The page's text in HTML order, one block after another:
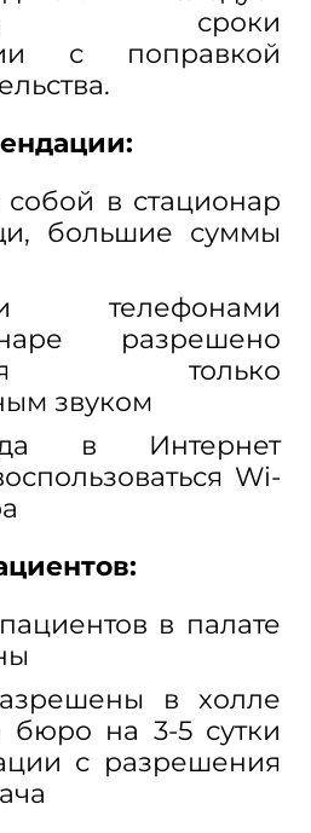
сроки
с
поправкой
собой в стационар
большие суммы
телефонами
разрешено
только
звуком
в
Интернет
Wi-
в палате
в
холле
бюро на 3-5сутки
с разрешения